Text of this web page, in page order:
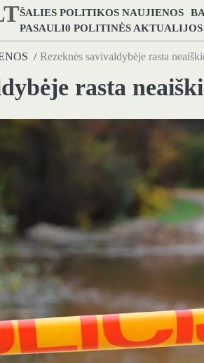
ŠALIES POLITIKOS NAUJIENOS
PASAULI0 POLITINĖS AKTUALIJOS
Rezeknės savivaldybėje rasta
rasta